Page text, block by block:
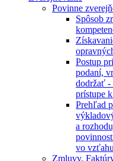
Povinne
Spôsob
Postup
podaní,
dodržať -
prístupe
Prehľad
a
vo
Zmluvy,